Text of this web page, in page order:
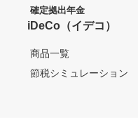
確定拠出年金
iDeCo（イデコ）
商品一覧
節税シミュレーション